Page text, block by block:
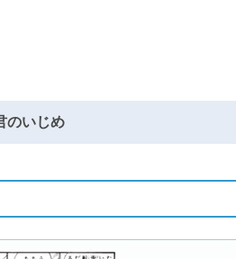
のいじめ